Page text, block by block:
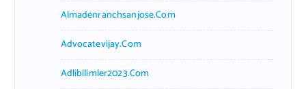
Almadenranchsanjose.com
Advocatevijay.com
Adlibilimler2023.com